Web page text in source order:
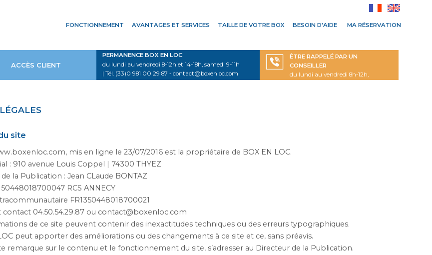
FONCTIONNEMENT AVANTAGES ET SERVICES TAILLE DE VOTRE BOX BESOIN D'AIDE MA RÉSERVATION
ACCÈS CLIENT
PERMANENCE BOX EN LOC
du lundi au vendredi 8-12h et 14-18h, samedi 9-11h
| Tél. (33)0 981 00 29 87 - contact@boxenloc.com
ÊTRE RAPPELÉ PAR UN
CONSEILLER
du lundi au vendredi 8h-12h,
site
mis en ligne le 23/07/2016 est la propriétaire de BOX EN LOC.
: 910 avenue Louis Coppel | 74300 THYEZ
la Publication : Jean CLaude BONTAZ
50448018700047 RCS ANNECY
FR1350448018700021
contact 04.50.54.29.87 ou contact@boxenloc.com
de ce site peuvent contenir des inexactitudes techniques ou des erreurs typographiques.
peut apporter des améliorations ou des changements à ce site et ce, sans préavis.
remarque sur le contenu et le fonctionnement du site, s’adresser au Directeur de la Publication.